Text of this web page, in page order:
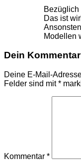
Das ist
Modellen
Dein Kommentar
Deine E-Mail-
Felder sind mit*
Kommentar *